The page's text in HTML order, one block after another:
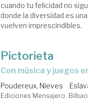
cuando tu felicidad no
donde la diversidad es
vuelven imprescindibles.
Pictorieta
Con música y juegos
Poudereux, Nieves
Ediciones Mensajero.